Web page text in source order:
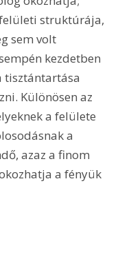
struktúrája,
sem volt
kezdetben
tisztántartása
Különösen az
a felülete
a
azaz a finom
a fényük